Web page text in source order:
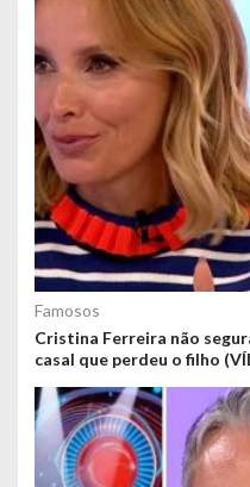
Famosos
Cristina Ferreira não
casal que perdeu o filho